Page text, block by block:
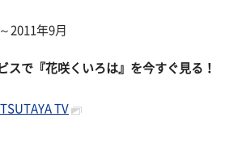
2011年9月
スで『花咲くいろは』を今すぐ見る！
TV